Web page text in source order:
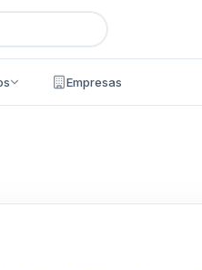
Empresas